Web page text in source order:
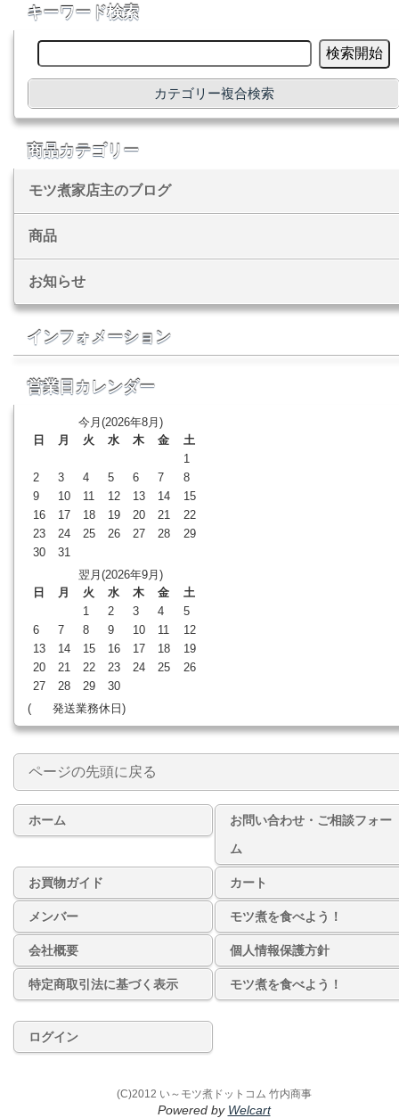
キーワード検索
カテゴリー複合検索
商品カテゴリー
モツ煮家店主のブログ
商品
お知らせ
インフォメーション
営業日カレンダー
今月(2026年8月)
日
月 火 水 木 金
土
1
2
3 4 5 6 7
8
9
10 11 12 13 14
15
16
17 18 19 20 21
22
23
24 25 26 27 28
29
30
31
翌月(2026年9月)
日
月 火 水 木 金
土
1
2 3 4
5
6
7 8 9 10 11
12
13
14 15 16 17 18
19
20
21 22 23 24 25
26
27
28 29
30
(
発送業務休日)
ページの先頭に戻る
ホーム
お問い合わせ・ご相談フォー
ム
お買物ガイド カート
メンバー モツ煮を食べよう！
会社概要 個人情報保護方針
特定商取引法に基づく表示 モツ煮を食べよう！
ログイン
(C)2012 い～モツ煮ドットコム 竹内商事
Powered by Welcart